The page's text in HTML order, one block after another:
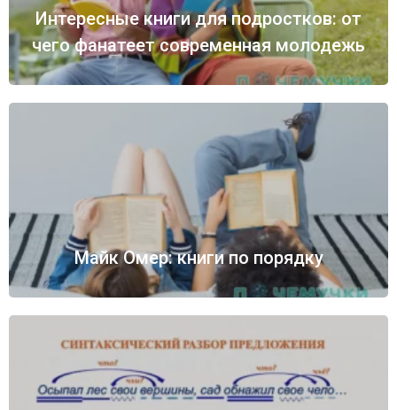
Интересные книги для подростков: от
чего фанатеет современная молодежь
Майк Омер: книги по порядку